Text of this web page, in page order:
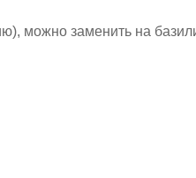
можно заменить на